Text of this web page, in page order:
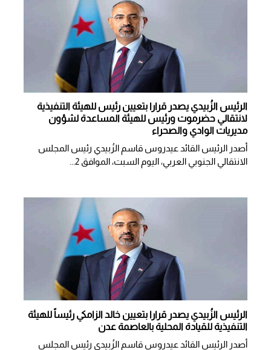
الرئيس الزُبيدي يصدر قرارا بتعيين رئيس للهيئة التنفيذية
لانتقالي حضرموت ورئيس للهيئة المساعدة لشؤون
مديريات الوادي والصحراء
أصدر الرئيس القائد عيدروس قاسم الزُبيدي رئيس المجلس
الانتقالي الجنوبي العربي، اليوم السبت، الموافق 2...
الرئيس الزُبيدي يصدر قرارا بتعيين خالد الزامكي رئيساً للهيئة
التنفيذية للقيادة المحلية بالعاصمة عدن
أصدر الرئيس القائد عيدروس قاسم الزُبيدي رئيس المجلس